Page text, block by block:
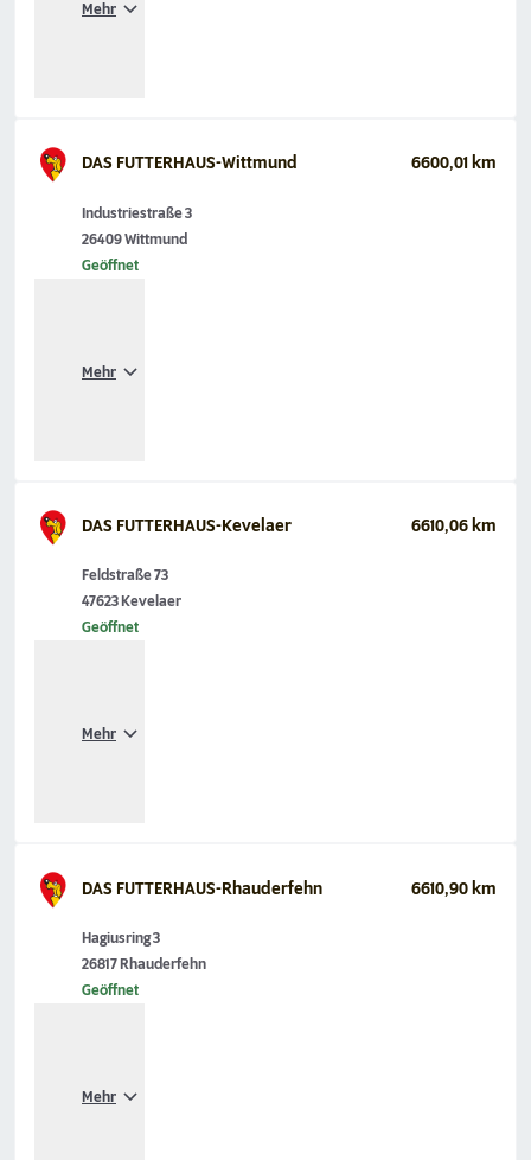
Mehr
DAS FUTTERHAUS-Wittmund 6600,01 km
Industriestraße 3
26409 Wittmund
Geöffnet
Mehr
DAS FUTTERHAUS-Kevelaer 6610,06 km
Feldstraße 73
47623 Kevelaer
Geöffnet
Mehr
DAS FUTTERHAUS-Rhauderfehn 6610,90 km
Hagiusring 3
26817 Rhauderfehn
Geöffnet
Mehr